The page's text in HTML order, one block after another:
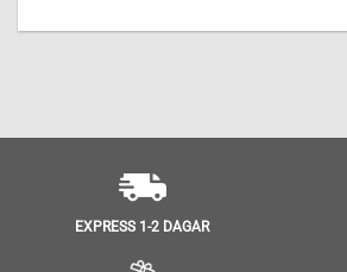
EXPRESS 1-2 DAGAR